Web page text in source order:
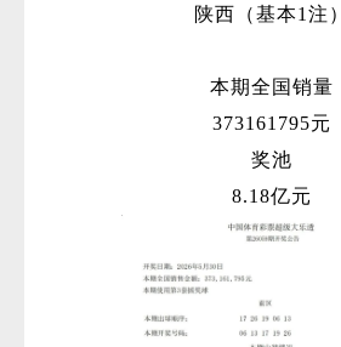
陕西（基本1注）
本期全国销量
373161795元
奖池
8.18亿元